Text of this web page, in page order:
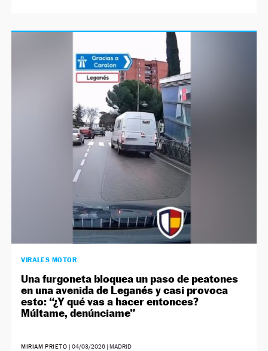
VIRALES MOTOR
Una furgoneta bloquea un paso de peatones
en una avenida de Leganés y casi provoca
esto: “¿Y qué vas a hacer entonces?
Múltame, denúnciame”
MIRIAM PRIETO | 04/03/2026| MADRID